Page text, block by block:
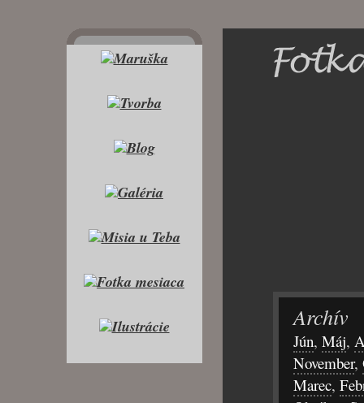
Archív
Jún, Máj,
November,
Marec,